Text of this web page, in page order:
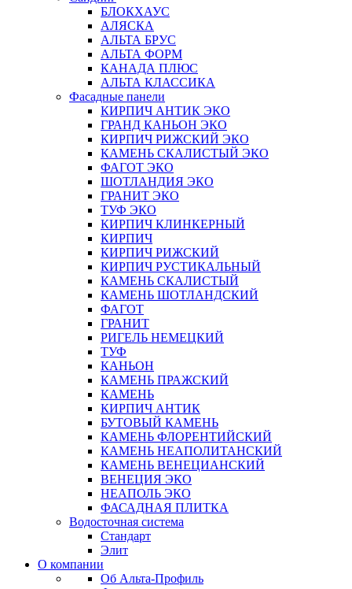
БЛОКХАУС
АЛЯСКА
АЛЬТА БРУС
АЛЬТА ФОРМ
КАНАДА ПЛЮС
АЛЬТА КЛАССИКА
Фасадные панели
КИРПИЧ АНТИК ЭКО
ГРАНД КАНЬОН ЭКО
КИРПИЧ РИЖСКИЙ ЭКО
КАМЕНЬ СКАЛИСТЫЙ ЭКО
ФАГОТ ЭКО
ШОТЛАНДИЯ ЭКО
ГРАНИТ ЭКО
ТУФ ЭКО
КИРПИЧ КЛИНКЕРНЫЙ
КИРПИЧ
КИРПИЧ РИЖСКИЙ
КИРПИЧ РУСТИКАЛЬНЫЙ
КАМЕНЬ СКАЛИСТЫЙ
КАМЕНЬ ШОТЛАНДСКИЙ
ФАГОТ
ГРАНИТ
РИГЕЛЬ НЕМЕЦКИЙ
ТУФ
КАНЬОН
КАМЕНЬ ПРАЖСКИЙ
КАМЕНЬ
КИРПИЧ АНТИК
БУТОВЫЙ КАМЕНЬ
КАМЕНЬ ФЛОРЕНТИЙСКИЙ
КАМЕНЬ НЕАПОЛИТАНСКИЙ
КАМЕНЬ ВЕНЕЦИАНСКИЙ
ВЕНЕЦИЯ ЭКО
НЕАПОЛЬ ЭКО
ФАСАДНАЯ ПЛИТКА
Водосточная система
Стандарт
Элит
О компании
Об Альта-Профиль